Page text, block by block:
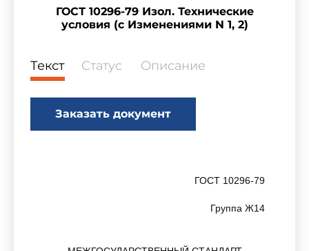
ГОСТ 10296-79 Изол. Технические
условия (с Изменениями N 1, 2)
Текст Статус Описание
Заказать документ
ГОСТ 10296-79
Группа Ж14